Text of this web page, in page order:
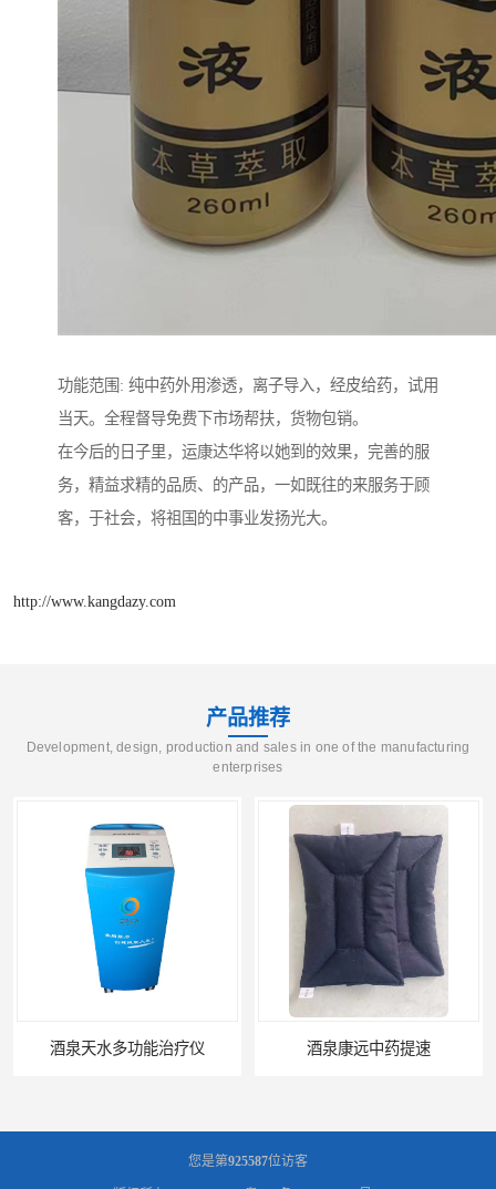
功能范围: 纯中药外用渗透，离子导入，经皮给药，试用
当天。全程督导免费下市场帮扶，货物包销。
在今后的日子里，运康达华将以她到的效果，完善的服
务，精益求精的品质、的产品，一如既往的来服务于顾
客，于社会，将祖国的中事业发扬光大。
http://www.kangdazy.com
产品推荐
Development, design, production and sales in one of the manufacturing
enterprises
酒泉康远中药提速 中药提速增效垫渗透液哪家好
您是第925587位访客